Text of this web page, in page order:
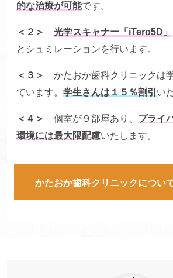
的な治療が可能です。
＜２＞ 光学スキャナー「iTero5D」
とシュミレーションを行います。
＜３＞
かたおか歯科クリニックは
ています。 学生さんは１５％割引 い
＜４＞ 個室が９部屋あり、 プライ
環境には最大限配慮いたします。
かたおか歯科クリニックについ